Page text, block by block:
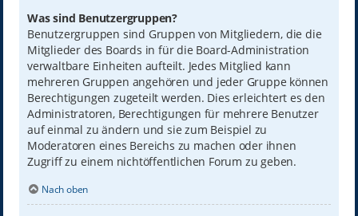
Was sind Benutzergruppen?
Benutzergruppen sind Gruppen von Mitgliedern, die die
Mitglieder des Boards in für die Board-Administration
verwaltbare Einheiten aufteilt. Jedes Mitglied kann
mehreren Gruppen angehören und jeder Gruppe können
Berechtigungen zugeteilt werden. Dies erleichtert es den
Administratoren, Berechtigungen für mehrere Benutzer
auf einmal zu ändern und sie zum Beispiel zu
Moderatoren eines Bereichs zu machen oder ihnen
Zugriff zu einem nichtöffentlichen Forum zu geben.
Nach oben